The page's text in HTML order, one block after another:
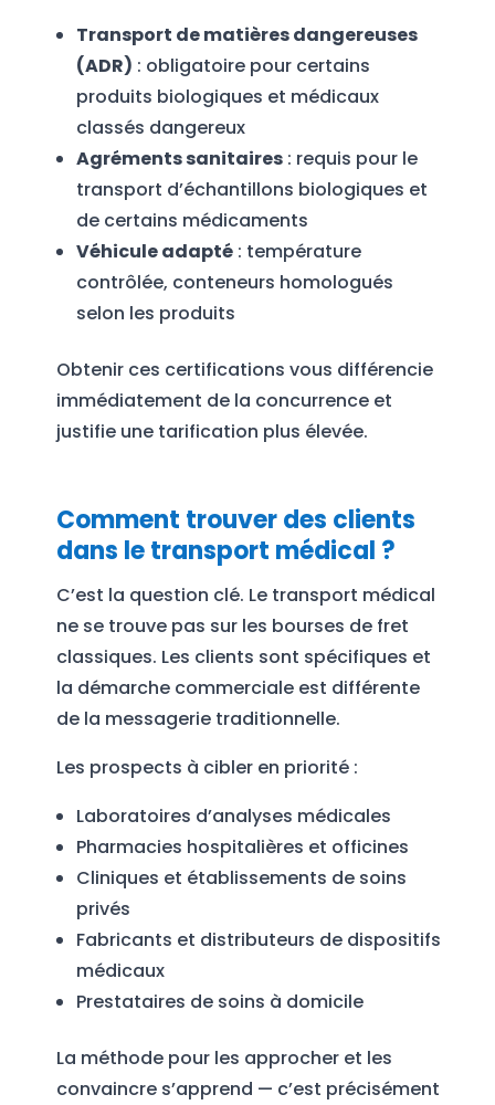
Transport de matières dangereuses
(ADR) : obligatoire pour certains
produits biologiques et médicaux
classés dangereux
Agréments sanitaires: requis pour le
transport d’échantillons biologiques et
de certains médicaments
Véhicule adapté: température
contrôlée, conteneurs homologués
selon les produits
Obtenir ces certifications vous différencie
immédiatement de la concurrence et
justifie une tarification plus élevée.
Comment trouver des clients
dans le transport médical ?
C’est la question clé. Le transport médical
ne se trouve pas sur les bourses de fret
classiques. Les clients sont spécifiques et
la démarche commerciale est différente
de la messagerie traditionnelle.
Les prospects à cibler en priorité :
Laboratoires d’analyses médicales
Pharmacies hospitalières et officines
Cliniques et établissements de soins
privés
Fabricants et distributeurs de dispositifs
médicaux
Prestataires de soins à domicile
La méthode pour les approcher et les
convaincre s’apprend — c’est précisément